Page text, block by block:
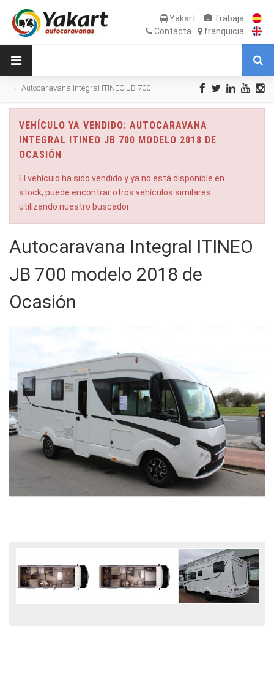
Yakart
Trabaja
Contacta
franquicia
Autocaravana Integral ITINEO JB 700
VEHÍCULO YA VENDIDO: AUTOCARAVANA
INTEGRAL ITINEO JB 700 MODELO 2018 DE
OCASIÓN
El vehículo ha sido vendido y ya no está disponible en
stock, puede encontrar otros vehículos similares
utilizando nuestro buscador
Autocaravana Integral ITINEO
JB 700 modelo 2018 de
Ocasión